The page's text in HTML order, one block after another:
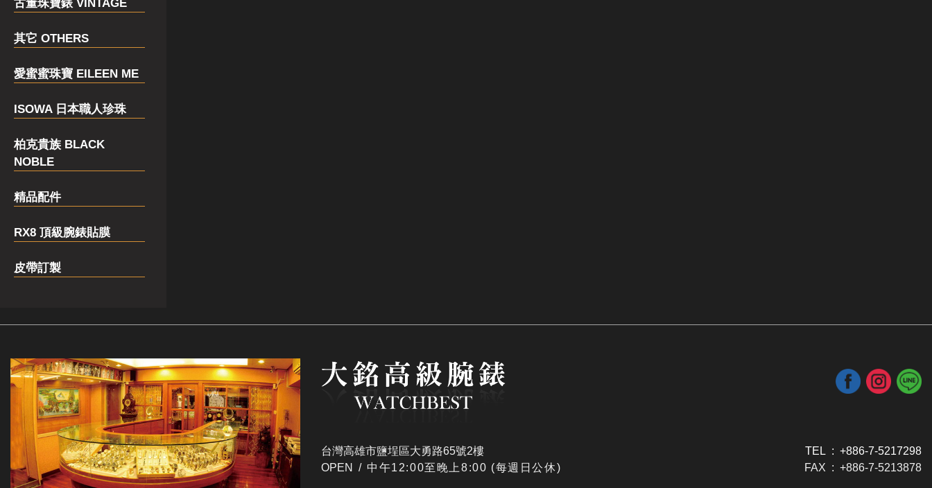
古董珠寶錶 VINTAGE
其它 OTHERS
愛蜜蜜珠寶 EILEEN ME
ISOWA 日本職人珍珠
柏克貴族 BLACK
NOBLE
精品配件
RX8 頂級腕錶貼膜
皮帶訂製
台灣高雄市鹽埕區大勇路65號2樓
OPEN / ​中午12:00至晚上8:00 (每週日公休)
TEL : +886-7-5217298
FAX : +886-7-5213878